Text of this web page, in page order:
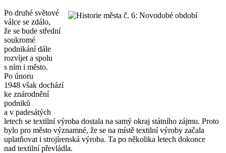
Po druhé světové
válce se zdálo,
že se bude střední
soukromé
podnikání dále
rozvíjet a spolu
s ním i město.
Po únoru
1948 však dochází
ke znárodnění
podniků
a v padesátých
letech se textilní výroba dostala na samý okraj státního zájmu. Proto
bylo pro město významné, že se na místě textilní výroby začala
uplatňovat i strojírenská výroba. Ta po několika letech dokonce
nad textilní převládla.